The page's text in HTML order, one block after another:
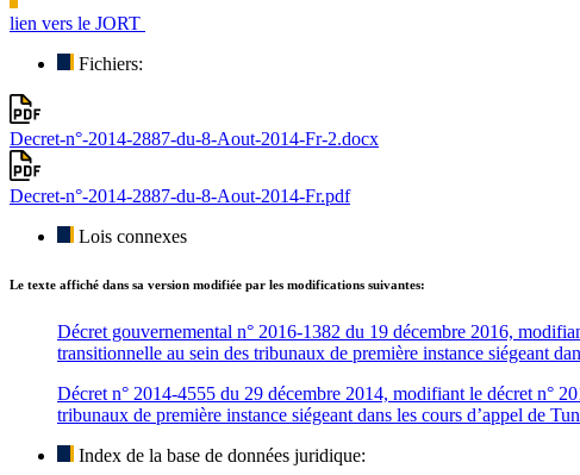
lien vers le JORT
Fichiers:
Decret-n°-2014-2887-du-8-Aout-2014-Fr-2.docx
Decret-n°-2014-2887-du-8-Aout-2014-Fr.pdf
Lois connexes
Le texte affiché dans sa version modifiée par les modifications suivantes:
Décret gouvernemental n° 2016-1382 du 19 décembre 2016,
transitionnelle au sein des tribunaux de première instance siégeant
Décret n° 2014-4555 du 29 décembre 2014, modifiant le décret n°
tribunaux de première instance siégeant dans les cours d’appel de
Index de la base de données juridique: